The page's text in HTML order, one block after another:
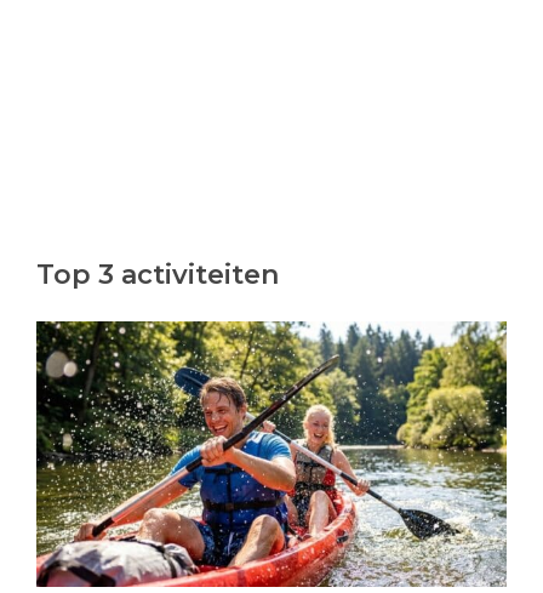
Top 3 activiteiten